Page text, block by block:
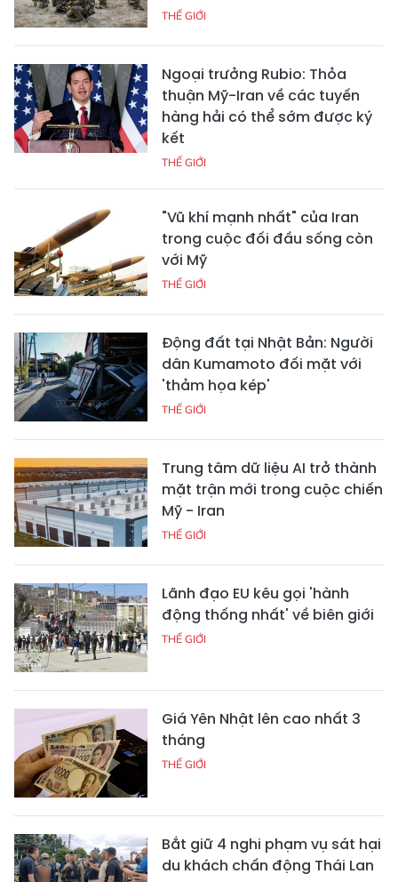
THẾ GIỚI
Ngoại trưởng Rubio: Thỏa
thuận Mỹ-Iran về các tuyến
hàng hải có thể sớm được ký
kết
THẾ GIỚI
"Vũ khí mạnh nhất" của Iran
trong cuộc đối đầu sống còn
với Mỹ
THẾ GIỚI
Động đất tại Nhật Bản: Người
dân Kumamoto đối mặt với
'thảm họa kép'
THẾ GIỚI
Trung tâm dữ liệu AI trở thành
mặt trận mới trong cuộc chiến
Mỹ - Iran
THẾ GIỚI
Lãnh đạo EU kêu gọi 'hành
động thống nhất' về biên giới
THẾ GIỚI
Giá Yên Nhật lên cao nhất 3
tháng
THẾ GIỚI
Bắt giữ 4 nghi phạm vụ sát hại
du khách chấn động Thái Lan